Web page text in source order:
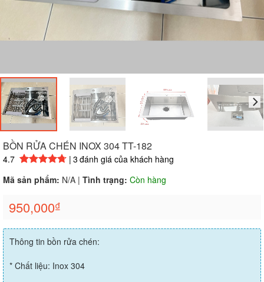
BỒN RỬA CHÉN INOX 304 TT-182
4.7
trên 5 dựa trên
| 3 đánh giá của khách hàng
Mã sản phẩm: N/A | Tình trạng: Còn hàng
950,000₫
Thông tin bồn rửa chén:
* Chất liệu: Inox 304